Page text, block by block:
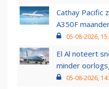
Cathay Pacific
A350F
05-08-2026,
El Al noteert
minder
05-08-2026,